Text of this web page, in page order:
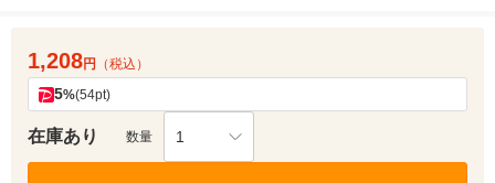
1,208円 （税込）
5%(54pt)
在庫あり 数量 1